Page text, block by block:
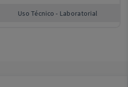
Uso Técnico - Laboratorial